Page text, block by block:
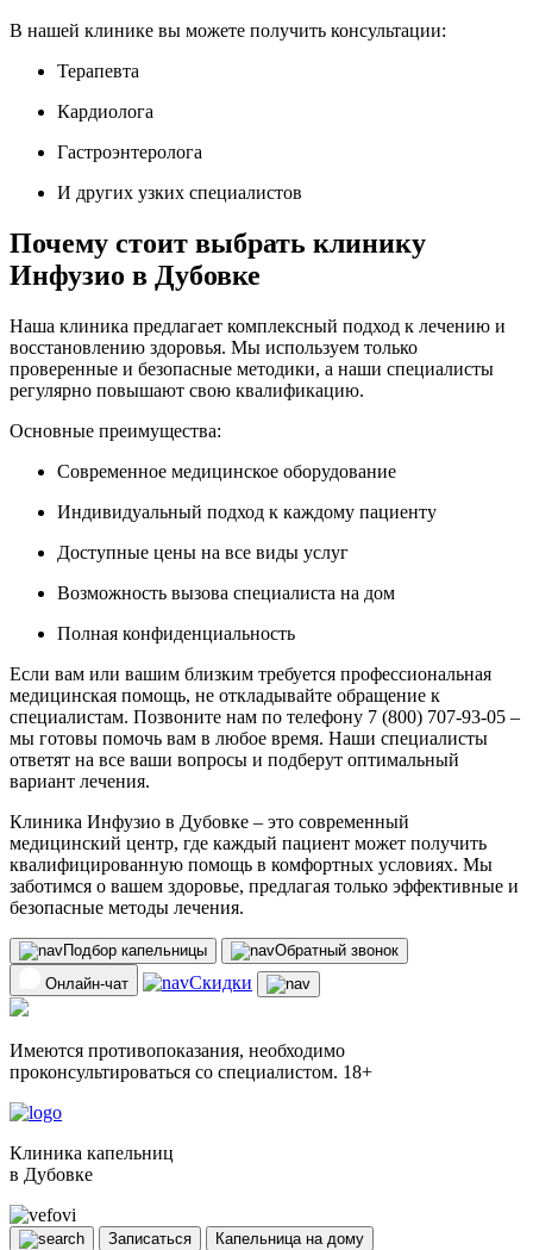
В нашей клинике вы можете получить консультации:
Терапевта
Кардиолога
Гастроэнтеролога
И других узких специалистов
Почему стоит выбрать клинику
Инфузио в Дубовке
Наша клиника предлагает комплексный подход к лечению и
восстановлению здоровья. Мы используем только
проверенные и безопасные методики, а наши специалисты
регулярно повышают свою квалификацию.
Основные преимущества:
Современное медицинское оборудование
Индивидуальный подход к каждому пациенту
Доступные цены на все виды услуг
Возможность вызова специалиста на дом
Полная конфиденциальность
Если вам или вашим близким требуется профессиональная
медицинская помощь, не откладывайте обращение к
специалистам. Позвоните нам по телефону 7 (800) 707-93-05 –
мы готовы помочь вам в любое время. Наши специалисты
ответят на все ваши вопросы и подберут оптимальный
вариант лечения.
Клиника Инфузио в Дубовке – это современный
медицинский центр, где каждый пациент может получить
квалифицированную помощь в комфортных условиях. Мы
заботимся о вашем здоровье, предлагая только эффективные и
безопасные методы лечения.
Подбор капельницы
Обратный звонок
Онлайн-чат
Скидки
Имеются противопоказания, необходимо
проконсультироваться со специалистом. 18+
Клиника капельниц
в Дубовке
Записаться Капельница на дому